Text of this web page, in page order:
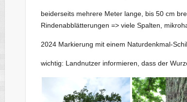
beiderseits mehrere Meter lange, bis 50 cm
Rindenabblätterungen => viele Spalten,
2024 Markierung mit einem Naturdenkmal-
wichtig: Landnutzer informieren, dass der